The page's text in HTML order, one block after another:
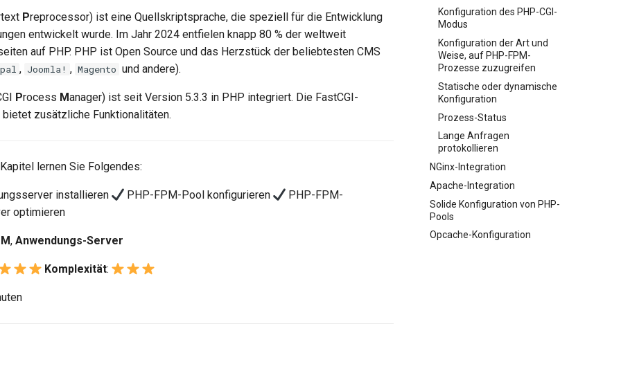
Konfiguration des PHP-CGI-
Modus
Konfiguration der Art und
Weise, auf PHP-FPM-
Prozesse zuzugreifen
Statische oder dynamische
Konfiguration
Prozess-Status
Lange Anfragen
protokollieren
NGinx-Integration
Apache-Integration
Solide Konfiguration von PHP-
Pools
Opcache-Konfiguration
Preprocessor) ist eine Quellskriptsprache, die speziell für die Entwicklung
entwickelt wurde. Im Jahr 2024 entfielen knapp 80 % der weltweit
auf PHP. PHP ist Open Source und das Herzstück der beliebtesten CMS
, Joomla! , Magento und andere).
Process Manager) ist seit Version 5.3.3 in PHP integriert. Die FastCGI-
zusätzliche Funktionalitäten.
lernen Sie Folgendes:
installieren PHP-FPM-Pool konfigurieren
PHP-FPM-
optimieren
, Anwendungs-Server
Komplexität: